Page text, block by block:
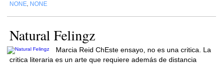
NONE NONE
Natural Felingz
Marcia Reid ChEste ensayo, no es una critica. La
critica literaria es un arte que requiere además de distancia